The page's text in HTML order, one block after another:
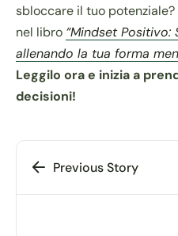
sbloccare il tuo
nel libro “Mindset
allenando la tua forma
Leggilo ora e inizia a
decisioni!
Previous Story